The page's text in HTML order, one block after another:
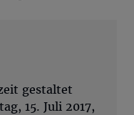
gestaltet
15. Juli 2017,